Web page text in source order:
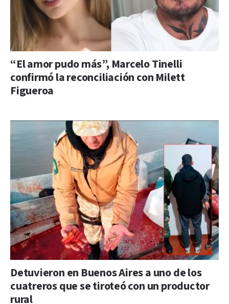
“El amor pudo más”, Marcelo Tinelli
confirmó la reconciliación con Milett
Figueroa
Detuvieron en Buenos Aires a uno de los
cuatreros que se tiroteó con un productor
rural